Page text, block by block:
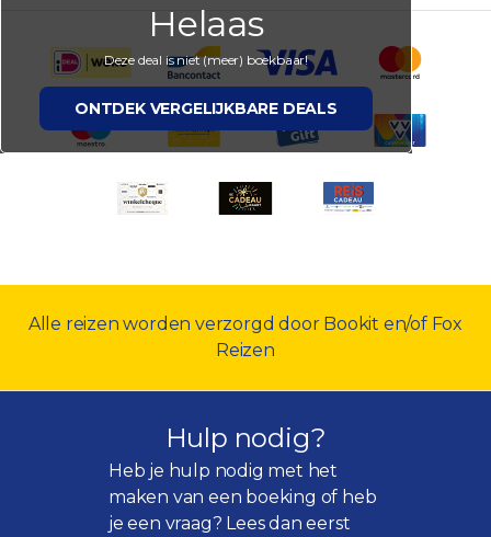
Helaas
Deze deal is niet (meer) boekbaar!
ONTDEK VERGELIJKBARE DEALS
Alle reizen worden verzorgd door Bookit en/of Fox
Reizen
Hulp nodig?
Heb je hulp nodig met het
maken van een boeking of heb
je een vraag? Lees dan eerst